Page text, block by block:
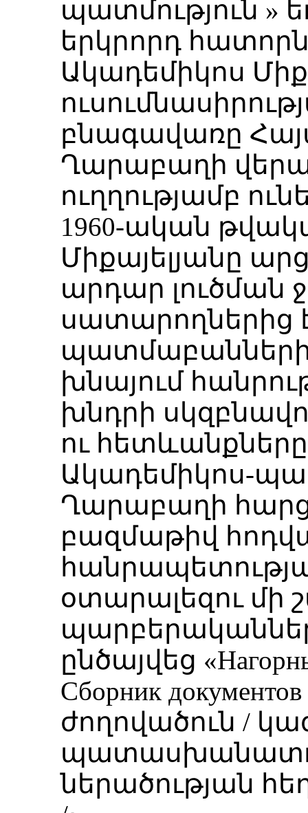
պատմություն »
երկրորդ
Ակադեմիկոս
բնագավառը
Ղարաբաղի
ուղղությամբ
1960-ական
Միքայելյանը
արդար լուծման
սատարողներից
խնայում
խնդրի
ու
Ակադեմիկոս-
Ղարաբաղի
բազմաթիվ
օտարալեզու մի
ընծայվեց
Сборник
ժողովածուն /
ներածության